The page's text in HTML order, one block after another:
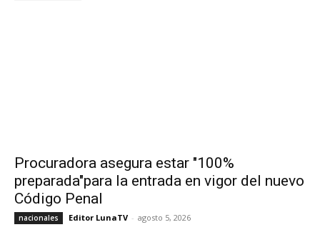
Procuradora asegura estar "100%
preparada"para la entrada en vigor del nuevo
Código Penal
nacionales Editor LunaTV - agosto 5, 2026